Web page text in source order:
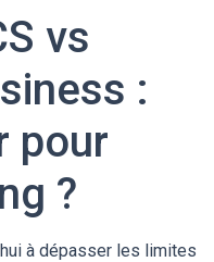
vs
:
pour
?
à dépasser les limites